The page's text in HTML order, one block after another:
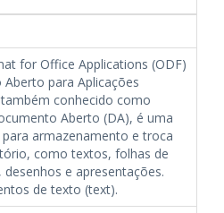
for Office Applications (ODF)
para Aplicações
conhecido como
Aberto (DA), é uma
armazenamento e troca
como textos, folhas de
e apresentações.
de texto (text).